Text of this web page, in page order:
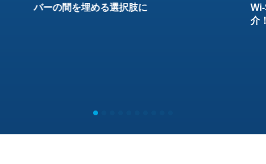
バーの間を埋める選択肢に
介